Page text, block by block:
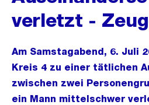
verletzt -
Am Samstagabend, 6. Juli
Kreis 4 zu einer tätlichen
zwischen zwei
ein Mann mittelschwer